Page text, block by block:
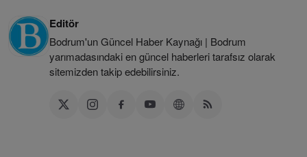
Editör
Bodrum'un Güncel Haber Kaynağı | Bodrum
yarımadasındaki en güncel haberleri tarafsız olarak
sitemizden takip edebilirsiniz.